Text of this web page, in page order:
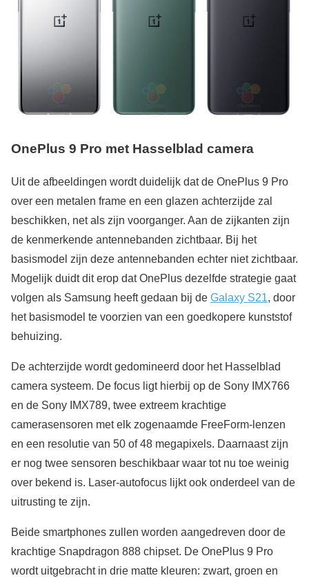
OnePlus 9 Pro met Hasselblad camera
Uit de afbeeldingen wordt duidelijk dat de OnePlus 9 Pro
over een metalen frame en een glazen achterzijde zal
beschikken, net als zijn voorganger. Aan de zijkanten zijn
de kenmerkende antennebanden zichtbaar. Bij het
basismodel zijn deze antennebanden echter niet zichtbaar.
Mogelijk duidt dit erop dat OnePlus dezelfde strategie gaat
volgen als Samsung heeft gedaan bij de Galaxy S21, door
het basismodel te voorzien van een goedkopere kunststof
behuizing.
De achterzijde wordt gedomineerd door het Hasselblad
camera systeem. De focus ligt hierbij op de Sony IMX766
en de Sony IMX789, twee extreem krachtige
camerasensoren met elk zogenaamde FreeForm-lenzen
en een resolutie van 50 of 48 megapixels. Daarnaast zijn
er nog twee sensoren beschikbaar waar tot nu toe weinig
over bekend is. Laser-autofocus lijkt ook onderdeel van de
uitrusting te zijn.
Beide smartphones zullen worden aangedreven door de
krachtige Snapdragon 888 chipset. De OnePlus 9 Pro
wordt uitgebracht in drie matte kleuren: zwart, groen en